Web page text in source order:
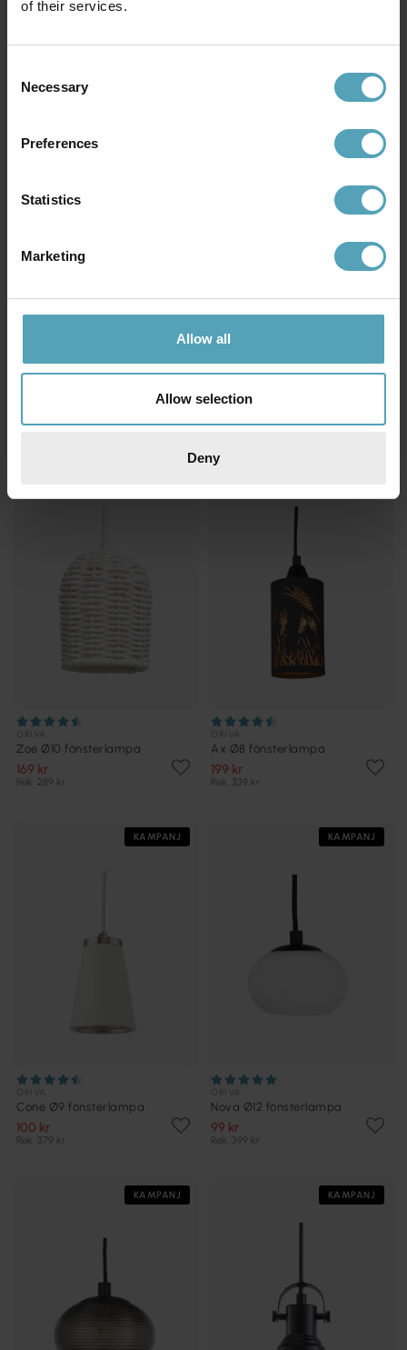
of their services.
Selection
Necessary
Preferences
Statistics
Marketing
Allow all
Allow selection
Deny
ORIVA
Rek. 329 kr
ORIVA
Rek. 259 kr
Zoe Ø10 fönsterlampa
169 kr
Rek. 289 kr
Ax Ø8 fönsterlampa
199 kr
Rek. 339 kr
KAMPANJ
Cone Ø9 fönsterlampa
100 kr
Rek. 379 kr
KAMPANJ
Nova Ø12 fönsterlampa
99 kr
Rek. 399 kr
KAMPANJ KAMPANJ